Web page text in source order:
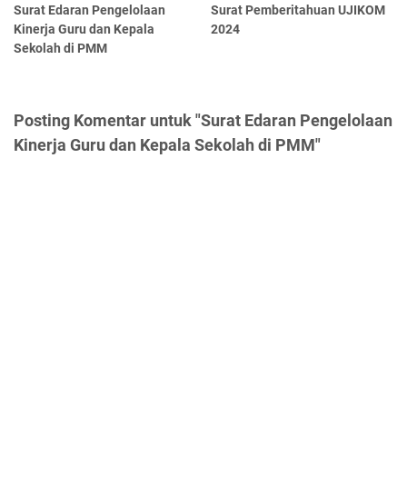
Surat Edaran Pengelolaan
Kinerja Guru dan Kepala
Sekolah di PMM
Surat Pemberitahuan UJIKOM
2024
Posting Komentar untuk "Surat Edaran Pengelolaan
Kinerja Guru dan Kepala Sekolah di PMM"